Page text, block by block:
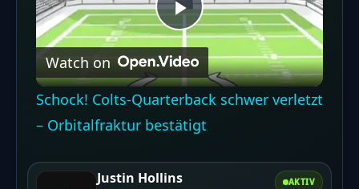
Play
Video
Watch on
Schock! Colts-Quarterback schwer verletzt
– Orbitalfraktur bestätigt
AKTIV
Justin Hollins